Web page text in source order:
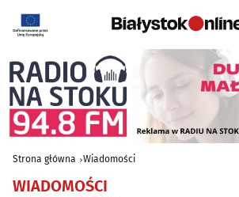
Strona główna Wiadomości
WIADOMOŚCI